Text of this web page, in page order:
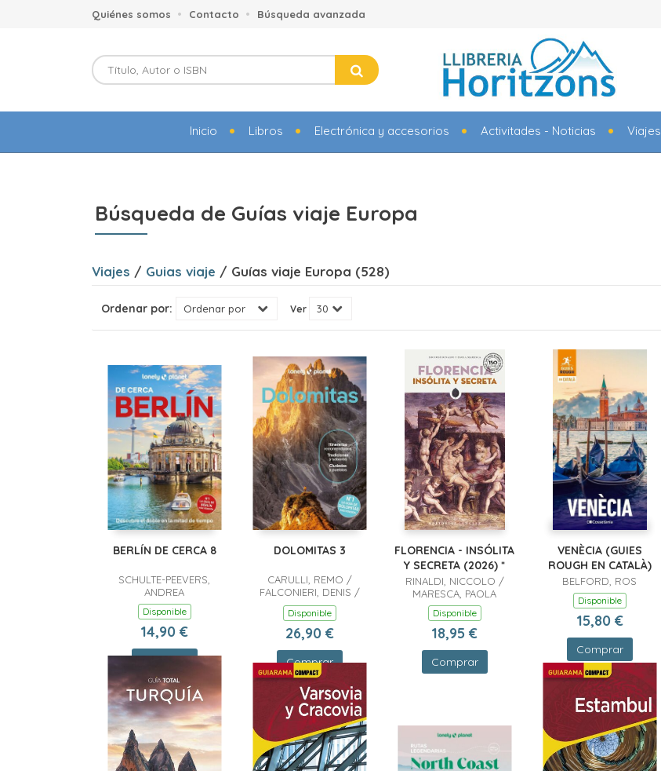
Quiénes somos Contacto Búsqueda avanzada
Inicio Libros Electrónica y accesorios Activitades - Noticias Viajes
Búsqueda de Guías viaje Europa
Viajes / Guias viaje / Guías viaje Europa (528)
Ordenar por: Ver
BERLÍN DE CERCA 8
SCHULTE-PEEVERS,
ANDREA
Disponible
14,90 €
Comprar
DOLOMITAS 3
CARULLI, REMO /
FALCONIERI, DENIS /
PASINI, PIERO
Disponible
26,90 €
Comprar
FLORENCIA - INSÓLITA
Y SECRETA (2026) *
RINALDI, NICCOLO /
MARESCA, PAOLA
Disponible
18,95 €
Comprar
VENÈCIA (GUIES
ROUGH EN CATALÀ)
BELFORD, ROS
Disponible
15,80 €
Comprar